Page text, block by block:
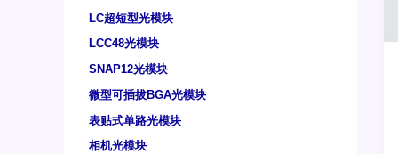
LC超短型光模块
LCC48光模块
SNAP12光模块
微型可插拔BGA光模块
表贴式单路光模块
相机光模块